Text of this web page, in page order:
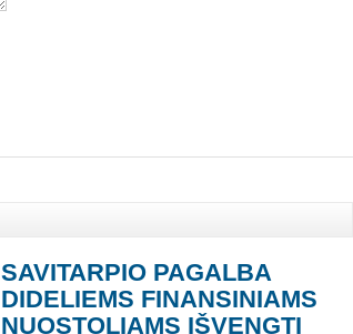
SAVITARPIO PAGALBA
DIDELIEMS FINANSINIAMS
NUOSTOLIAMS IŠVENGTI